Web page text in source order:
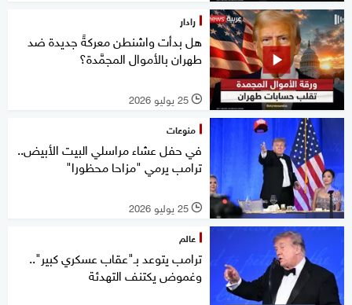
رادار
هل بدأت واشنطن معركةً جديدة ضد
طهران بالأموال المجمَّدة؟
l 25 يوليو 2026
منوعات
في حفل عشاء مراسلي البيت الأبيض..
ترامب يرمي "مزاحا محظورا"
l 25 يوليو 2026
عالم
ترامب يتوعد بـ"عقاب عسكري كبير"..
وغموض يكتنف التهدئة